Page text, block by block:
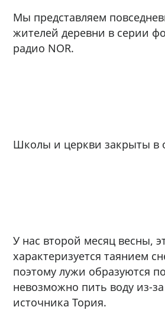
Мы представляем
жителей деревни в серии
радио NOR.
Школы и церкви закрыты в
У нас второй месяц весны,
характеризуется таянием
поэтому лужи образуются
невозможно пить воду из-
источника Тория.